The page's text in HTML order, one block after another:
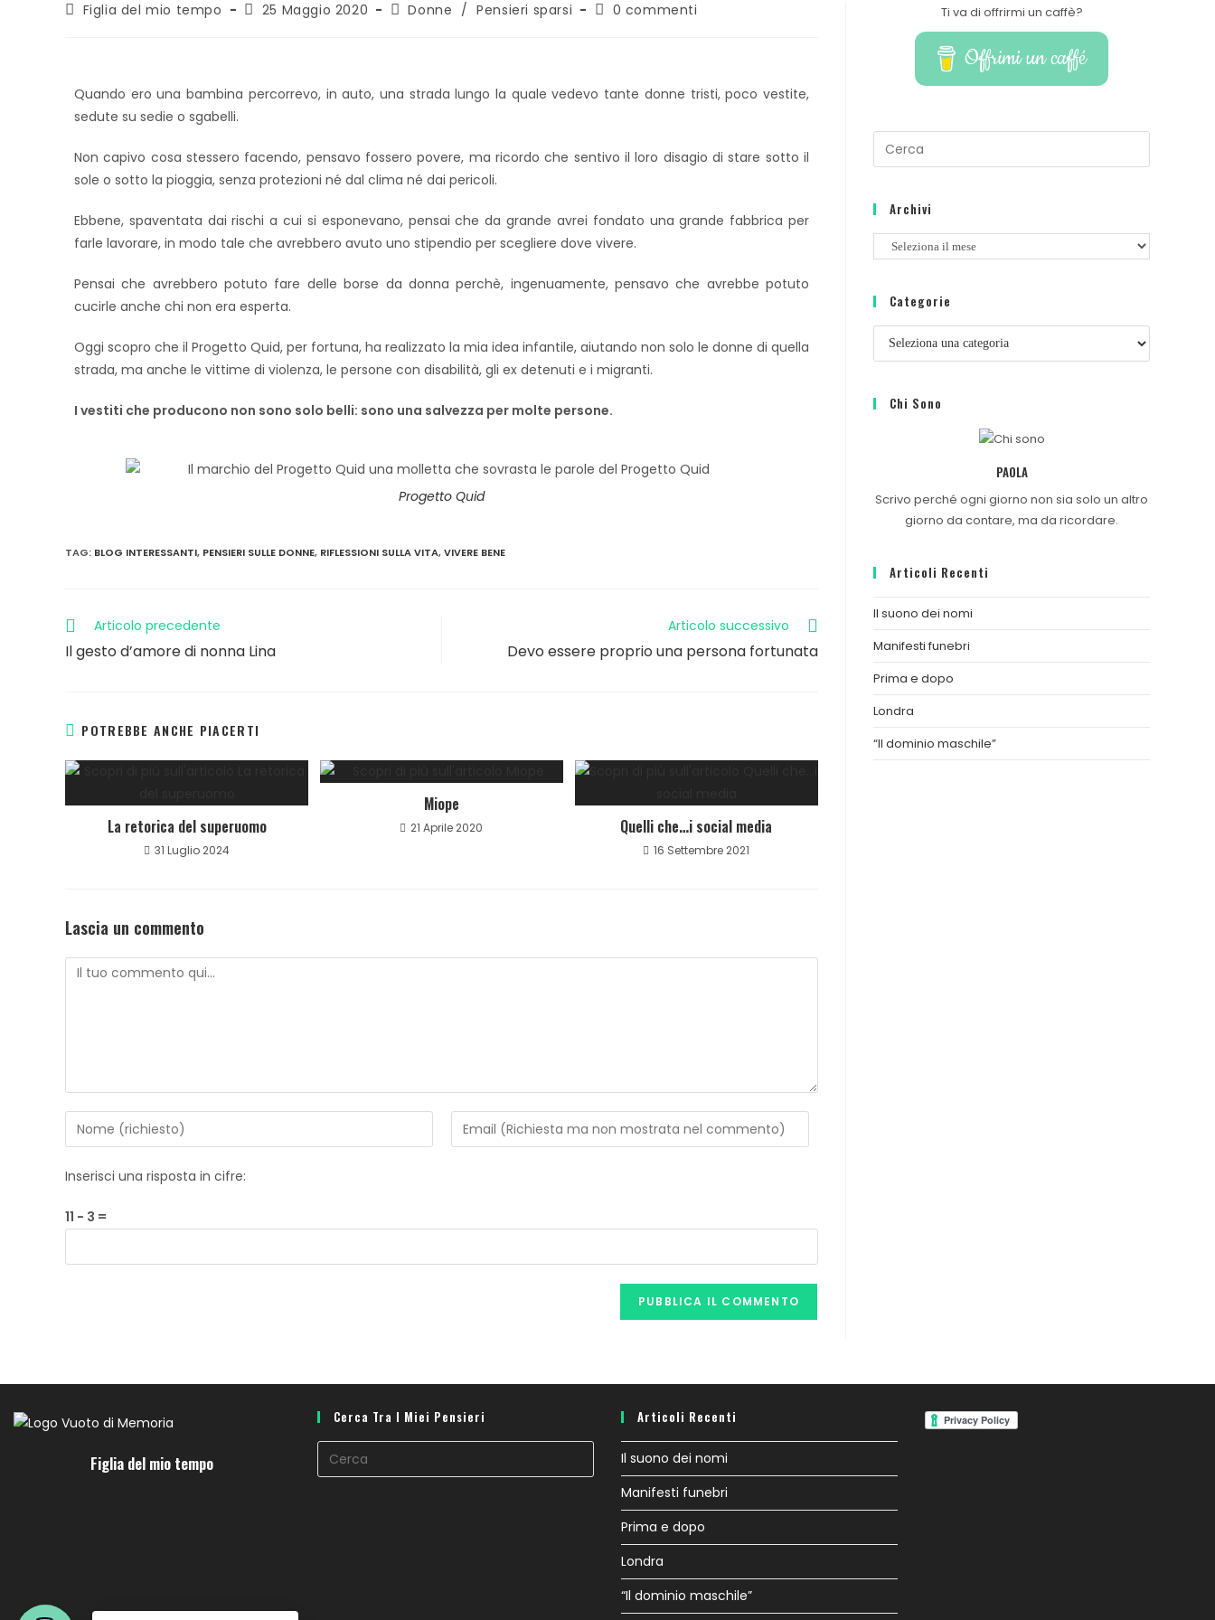
Figlia del mio tempo 25 Maggio 2020 Donne / Pensieri sparsi 0 commenti
Quando ero una bambina percorrevo, in auto, una strada lungo la quale vedevo tante donne tristi, poco vestite,
sedute su sedie o sgabelli.
Non capivo cosa stessero facendo, pensavo fossero povere, ma ricordo che sentivo il loro disagio di stare sotto il
sole o sotto la pioggia, senza protezioni né dal clima né dai pericoli.
Ebbene, spaventata dai rischi a cui si esponevano, pensai che da grande avrei fondato una grande fabbrica per
farle lavorare, in modo tale che avrebbero avuto uno stipendio per scegliere dove vivere.
Pensai che avrebbero potuto fare delle borse da donna perchè, ingenuamente, pensavo che avrebbe potuto
cucirle anche chi non era esperta.
Oggi scopro che il Progetto Quid, per fortuna, ha realizzato la mia idea infantile, aiutando non solo le donne di quella
strada, ma anche le vittime di violenza, le persone con disabilità, gli ex detenuti e i migranti.
I vestiti che producono non sono solo belli: sono una salvezza per molte persone.
Progetto Quid
TAG: BLOG INTERESSANTI, PENSIERI SULLE DONNE, RIFLESSIONI SULLA VITA,VIVERE BENE
Articolo precedente
Il gesto d’amore di nonna Lina
Articolo successivo
Devo essere proprio una persona fortunata
POTREBBE ANCHE PIACERTI
La retorica del superuomo
31 Luglio 2024
Miope
21 Aprile 2020 Quelli che…i social media
16 Settembre 2021
Lascia un commento
Inserisci una risposta in cifre:
11 − 3 =
Ti va di offrirmi un caffè?
Offrimi un caffé
Archivi
Categorie
Chi Sono
PAOLA
Scrivo perché ogni giorno non sia solo un altro
giorno da contare, ma da ricordare.
Articoli Recenti
Il suono dei nomi
Manifesti funebri
Prima e dopo
Londra
“Il dominio maschile”
Figlia del mio tempo
Cerca Tra I Miei Pensieri Articoli Recenti
Il suono dei nomi
Manifesti funebri
Prima e dopo
Londra
“Il dominio maschile”